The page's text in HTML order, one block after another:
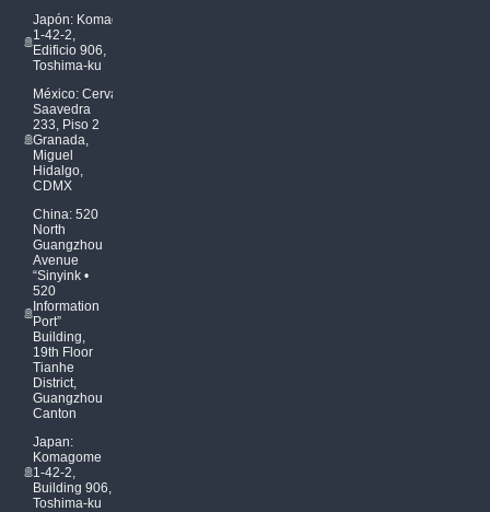
Japón: Komagome
1-42-2,
Edificio 906,
Toshima-ku
México: Cervantes
Saavedra
233, Piso 2
Granada,
Miguel
Hidalgo,
CDMX
China: 520
North
Guangzhou
Avenue
“Sinyink •
520
Information
Port”
Building,
19th Floor
Tianhe
District,
Guangzhou
Canton
Japan:
Komagome
1-42-2,
Building 906,
Toshima-ku